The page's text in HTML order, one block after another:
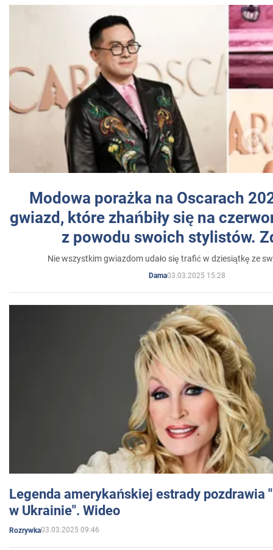
Modowa porażka na Oscarach
gwiazd, które zhańbiły się na
z powodu swoich stylistów.
Nie wszystkim gwiazdom udało się trafić w dziesiątkę ze
Dama03.03.2025 15:28
Legenda amerykańskiej estrady pozdrawia
w Ukrainie". Wideo
Rozrywka03.03.2025 09:46